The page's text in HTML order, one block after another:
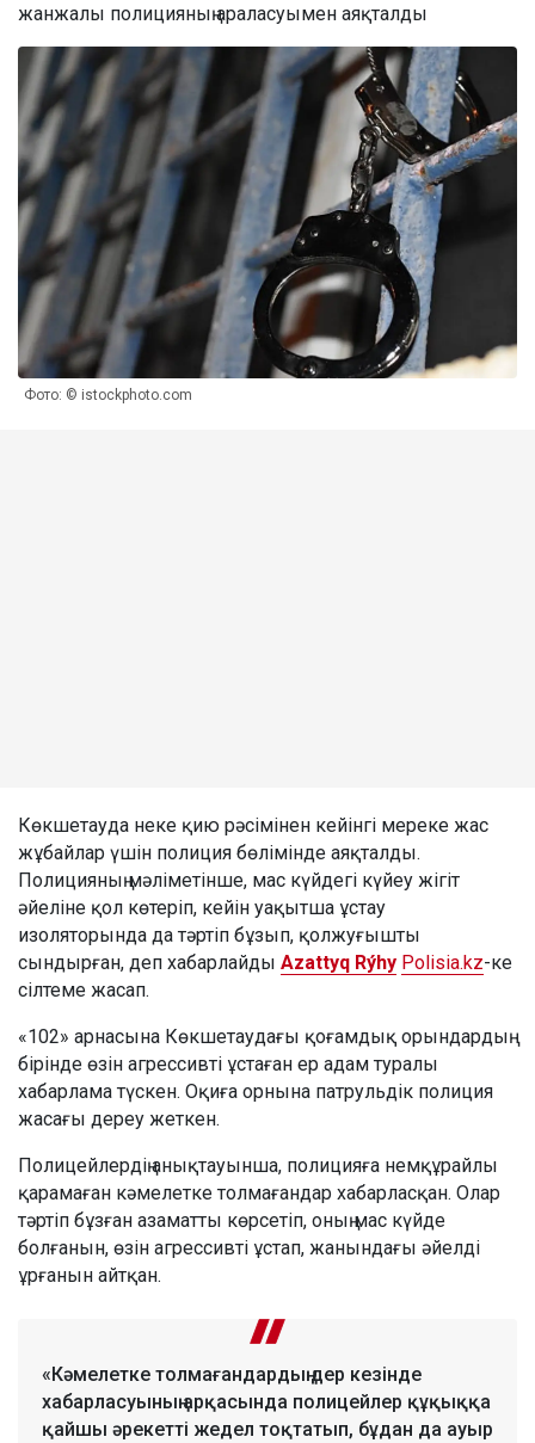
жанжалы полицияның араласуымен аяқталды
Фото: © istockphoto.com
Көкшетауда неке қию рәсімінен кейінгі мереке жас
жұбайлар үшін полиция бөлімінде аяқталды.
Полицияның мәліметінше, мас күйдегі күйеу жігіт
әйеліне қол көтеріп, кейін уақытша ұстау
изоляторында да тәртіп бұзып, қолжуғышты
сындырған, деп хабарлайды Azattyq Rýhy Polisia.kz-ке
сілтеме жасап.
«102» арнасына Көкшетаудағы қоғамдық орындардың
бірінде өзін агрессивті ұстаған ер адам туралы
хабарлама түскен. Оқиға орнына патрульдік полиция
жасағы дереу жеткен.
Полицейлердің анықтауынша, полицияға немқұрайлы
қарамаған кәмелетке толмағандар хабарласқан. Олар
тәртіп бұзған азаматты көрсетіп, оның мас күйде
болғанын, өзін агрессивті ұстап, жанындағы әйелді
ұрғанын айтқан.
«Кәмелетке толмағандардың дер кезінде
хабарласуының арқасында полицейлер құқыққа
қайшы әрекетті жедел тоқтатып, бұдан да ауыр